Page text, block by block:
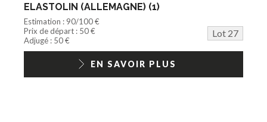
ELASTOLIN (ALLEMAGNE) (1)
Estimation : 90/100 €
Prix de départ : 50 €
Lot 27
Adjugé : 50 €
EN SAVOIR PLUS